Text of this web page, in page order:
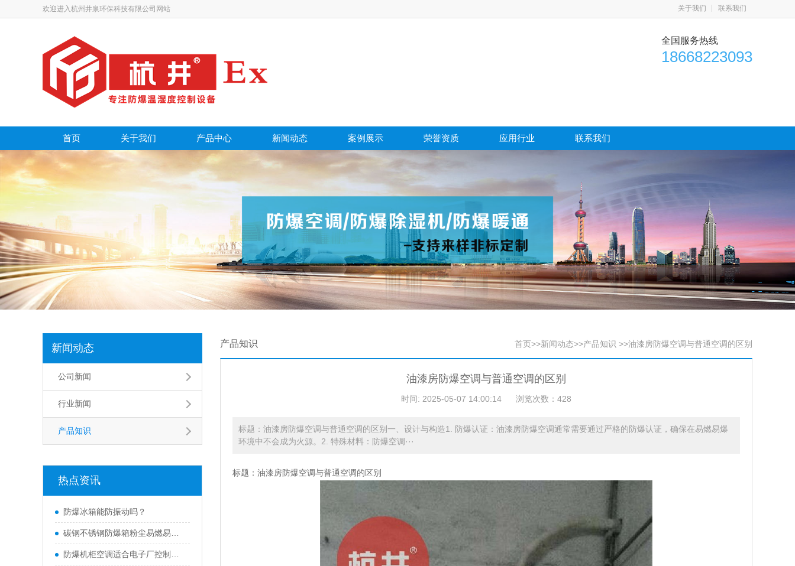
欢迎进入杭州井泉环保科技有限公司网站 关于我们 联系我们
全国服务热线
18668223093
首页 关于我们 产品中心 新闻动态 案例展示 荣誉资质 应用行业 联系我们
新闻动态
公司新闻
行业新闻
产品知识
热点资讯
防爆冰箱能防振动吗？
碳钢不锈钢防爆箱粉尘易燃易爆环境隔爆箱
防爆机柜空调适合电子厂控制柜吗？
产品知识 首页>>新闻动态>>产品知识 >>油漆房防爆空调与普通空调的区别
油漆房防爆空调与普通空调的区别
时间: 2025-05-07 14:00:14 浏览次数：428
标题：油漆房防爆空调与普通空调的区别一、设计与构造1. 防爆认证：油漆房防爆空调通常需要通过严格的防爆认证，确保在易燃易爆
环境中不会成为火源。2. 特殊材料：防爆空调···
标题：油漆房防爆空调与普通空调的区别